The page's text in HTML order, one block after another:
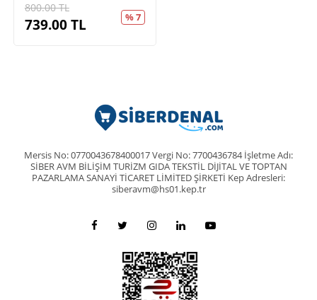
800.00TL
739.00TL % 7
Mersis No: 0770043678400017 Vergi No: 7700436784 İşletme Adı:
SİBER AVM BİLİŞİM TURİZM GIDA TEKSTİL DİJİTAL VE TOPTAN
PAZARLAMA SANAYİ TİCARET LİMİTED ŞİRKETİ Kep Adresleri:
siberavm@hs01.kep.tr